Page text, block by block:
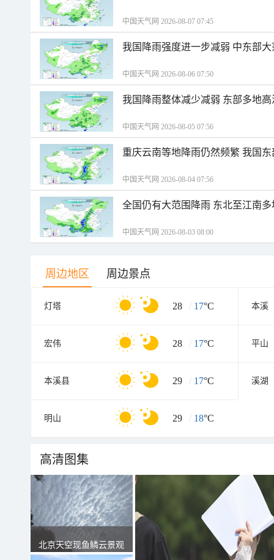
中国天气网 2026-08-07 07:45
我国降雨强度进一步减弱 中东部
中国天气网 2026-08-06 07:50
我国降雨整体减少减弱 东部多地
中国天气网 2026-08-05 07:56
重庆云南等地降雨仍然频繁 我国
中国天气网 2026-08-04 07:56
全国仍有大范围降雨 东北至江南
中国天气网 2026-08-03 08:00
周边地区 周边景点
灯塔 28 / 17°C 本溪
宏伟 28 / 17°C 平山
本溪县 29 / 17°C 溪湖
明山 29 / 18°C
高清图集
北京天空现鱼鳞云景观